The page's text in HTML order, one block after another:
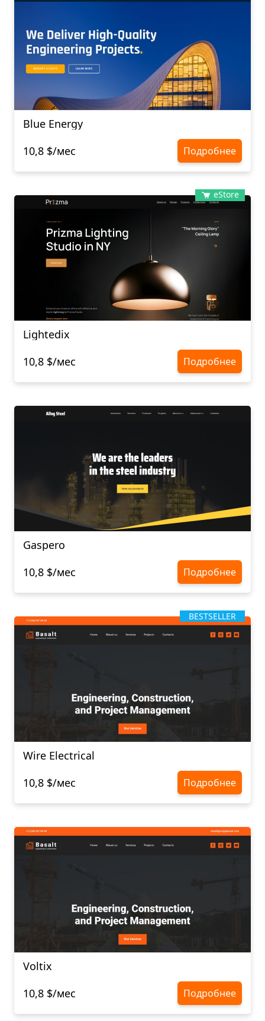
Blue Energy
10,8 $/мес
Подробнее
eStore
Lightedix
10,8 $/мес
Подробнее
Gaspero
10,8 $/мес
Подробнее
BESTSELLER
Wire Electrical
10,8 $/мес
Подробнее
Voltix
10,8 $/мес
Подробнее